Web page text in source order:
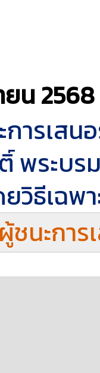
น2568
ารเส
พระบ
ธีเฉพา
ชนะการ